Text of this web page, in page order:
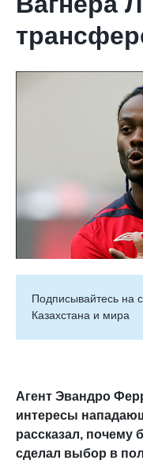
Подписывайтесь на
Казахстана и мира
Агент Эвандро
интересы
рассказал, почему
сделал выбор в